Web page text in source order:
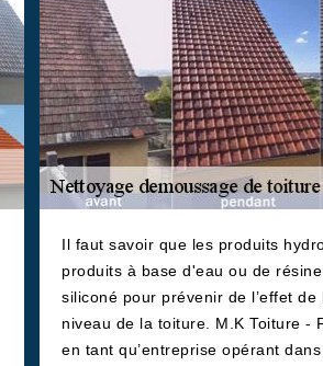
Il faut savoir que les produits
produits à base d'eau ou de
siliconé pour prévenir de l’effet de
niveau de la toiture. M.K Toiture -
en tant qu’entreprise opérant